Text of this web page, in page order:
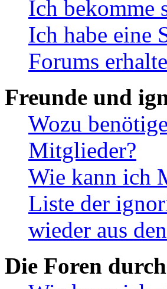
Ich bekomme
Ich habe eine
Forums
Freunde und
Wozu
Mitglieder?
Wie kann ich
Liste der
wieder aus
Die Foren